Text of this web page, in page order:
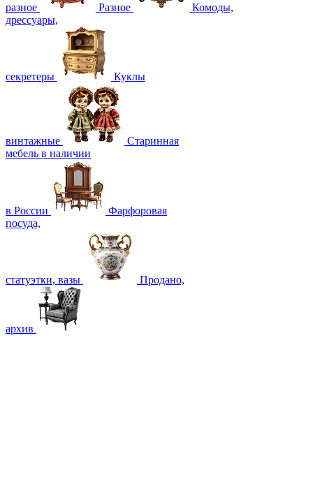
разное Разное
Комоды,
дрессуары,
секретеры Куклы
винтажные
Старинная
мебель в наличии
в России
Фарфоровая
посуда,
статуэтки, вазы Продано,
архив